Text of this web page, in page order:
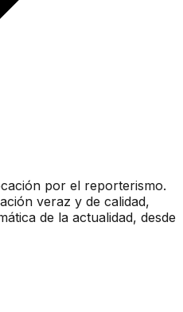
por el reporterismo.
veraz y de calidad,
de la actualidad, desde